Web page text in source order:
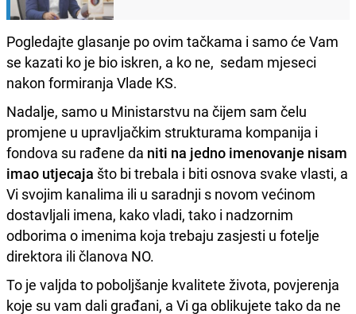
Pogledajte glasanje po ovim tačkama i samo će Vam
se kazati ko je bio iskren, a ko ne, sedam mjeseci
nakon formiranja Vlade KS.
Nadalje, samo u Ministarstvu na čijem sam čelu
promjene u upravljačkim strukturama kompanija i
fondova su rađene da niti na jedno imenovanje nisam
imao utjecaja što bi trebala i biti osnova svake vlasti, a
Vi svojim kanalima ili u saradnji s novom većinom
dostavljali imena, kako vladi, tako i nadzornim
odborima o imenima koja trebaju zasjesti u fotelje
direktora ili članova NO.
To je valjda to poboljšanje kvalitete života, povjerenja
koje su vam dali građani, a Vi ga oblikujete tako da ne